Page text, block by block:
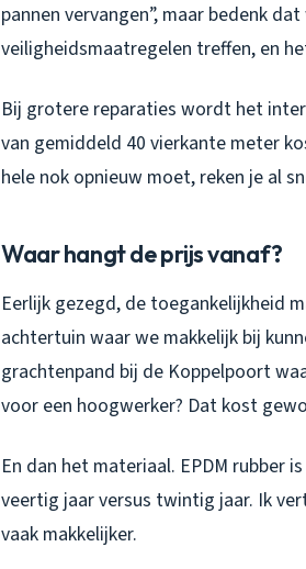
pannen vervangen”, maar bedenk
veiligheidsmaatregelen treffen, en
Bij grotere reparaties wordt het
van gemiddeld 40 vierkante meter
hele nok opnieuw moet, reken je al
Waar hangt de prijs vanaf?
Eerlijk gezegd, de toegankelijkheid
achtertuin waar we makkelijk bij
grachtenpand bij de Koppelpoort
voor een hoogwerker? Dat kost
En dan het materiaal. EPDM rubber
veertig jaar versus twintig jaar. Ik
vaak makkelijker.